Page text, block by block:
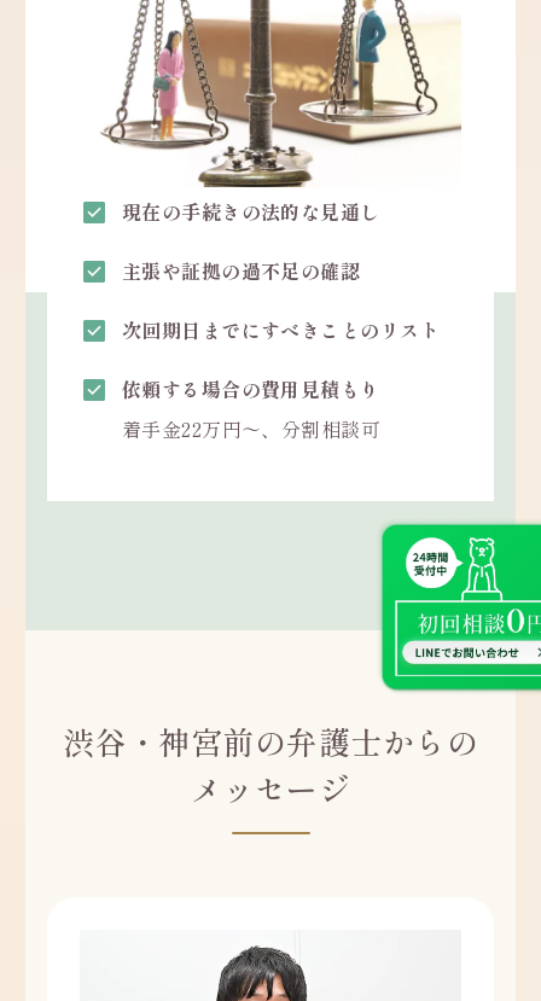
現在の手続きの法的な見通し
主張や証拠の過不足の確認
次回期日までにすべきことのリスト
依頼する場合の費用見積もり
着手金22万円〜、分割相談可
渋谷・神宮前の弁護士からの
メッセージ